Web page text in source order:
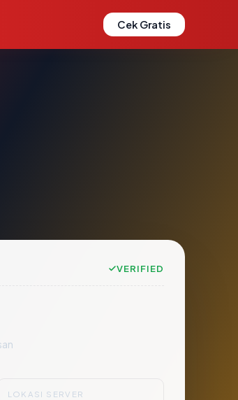
Cek Gratis
VERIFIED
LOKASI SERVER